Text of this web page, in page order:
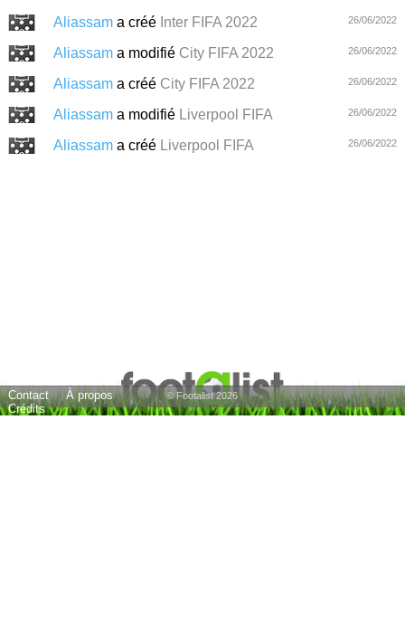
Aliassam a créé Inter FIFA 2022 26/06/2022
Aliassam a modifié City FIFA 2022 26/06/2022
Aliassam a créé City FIFA 2022 26/06/2022
Aliassam a modifié Liverpool FIFA 26/06/2022
Aliassam a créé Liverpool FIFA 26/06/2022
Contact
À propos
Crédits
© Footalist 2026